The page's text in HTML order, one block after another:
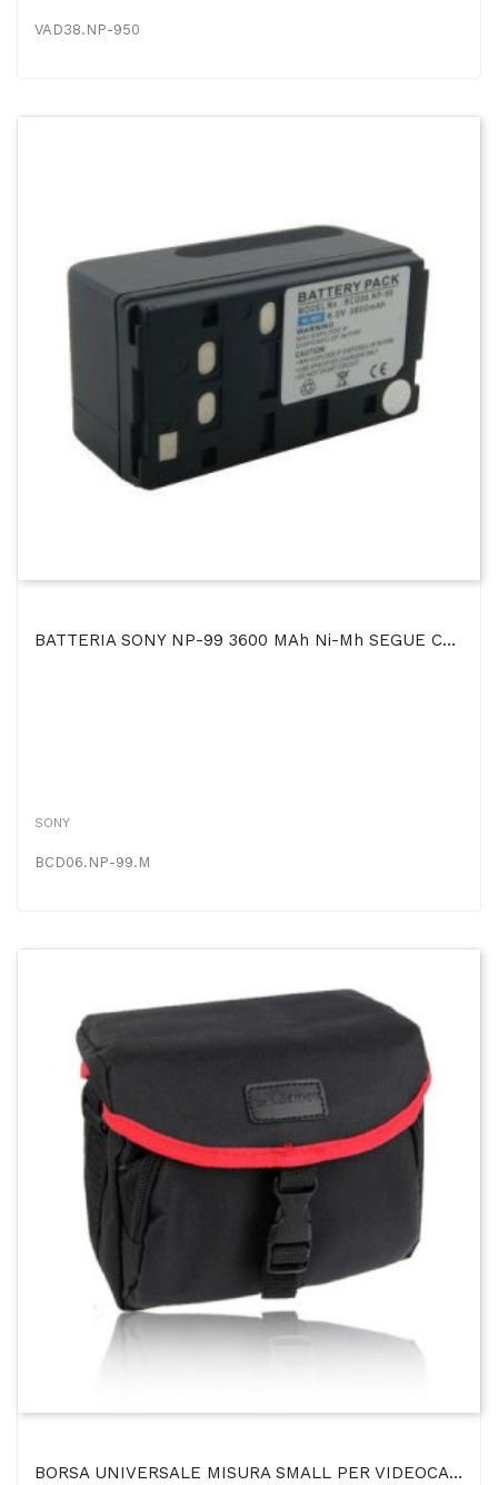
VAD38.NP-950
BATTERIA SONY NP-99 3600 MAh Ni-Mh SEGUE COMPATIBILITA'..
SONY
BCD06.NP-99.M
BORSA UNIVERSALE MISURA SMALL PER VIDEOCAMERE E FOTOCAMERE CON TASCHE INTERNE COLORE NERO E ROSSO